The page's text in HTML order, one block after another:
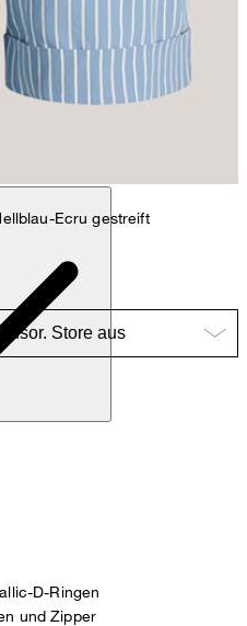
Ecru gestreift
D-Ringen
und Zipper